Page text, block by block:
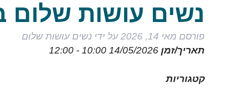
נשים עושות
פורסם מאי 14, 2026 על ידי נשים עושות שלום
תאריך/זמן14/05/2026
10:00 - 12:00
קטגוריות